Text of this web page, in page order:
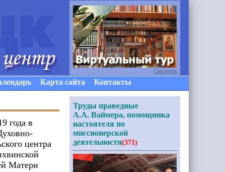
Карта сайта Контакты
года в
центра
Матери
Смотреть
Труды праведные
А.А. Ваймера, помощника
настоятеля по
миссионерской
деятельности(371)